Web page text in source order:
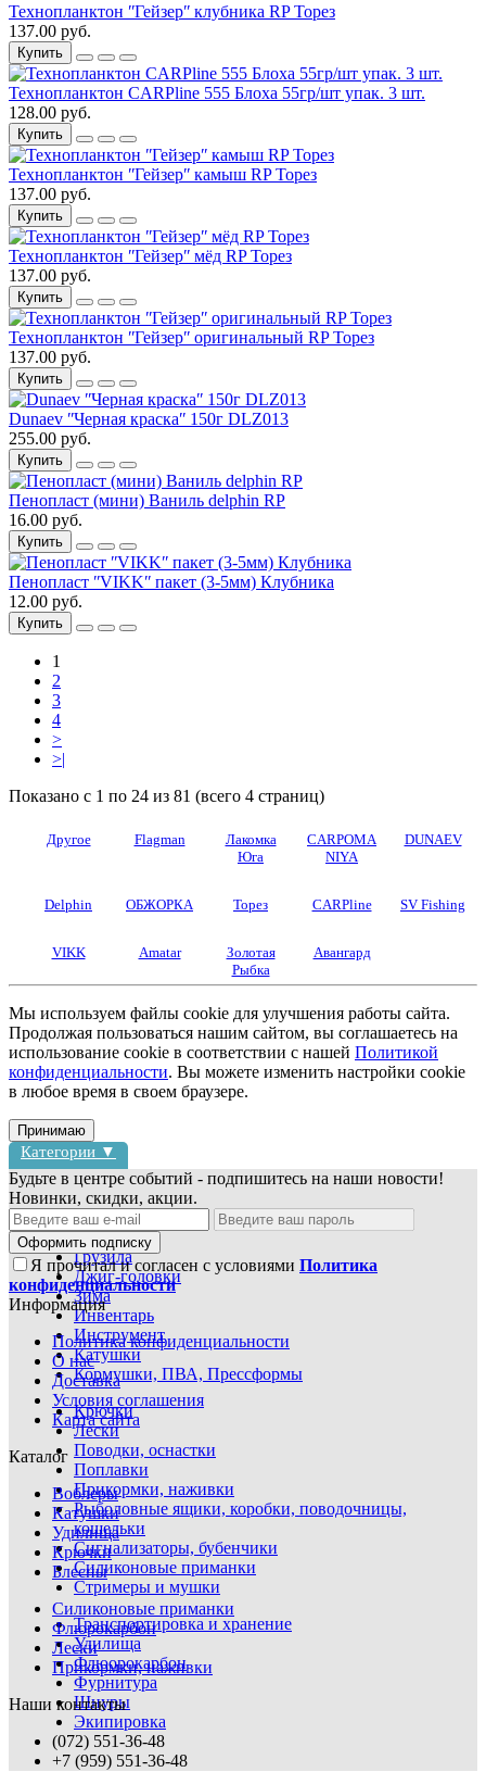
Технопланктон ʺГейзерʺ клубника RP Торез
137.00 руб.
Купить
Технопланктон CARPline 555 Блоха 55гр/шт упак. 3 шт.
128.00 руб.
Купить
Технопланктон ʺГейзерʺ камыш RP Торез
137.00 руб.
Купить
Технопланктон ʺГейзерʺ мёд RP Торез
137.00 руб.
Купить
Технопланктон ʺГейзерʺ оригинальный RP Торез
137.00 руб.
Купить
Dunaev ʺЧерная краскаʺ 150г DLZ013
255.00 руб.
Купить
Пенопласт (мини) Ваниль delphin RP
16.00 руб.
Купить
Пенопласт ʺVIKKʺ пакет (3-5мм) Клубника
12.00 руб.
Купить
1
2
3
4
>
>|
Показано с 1 по 24 из 81 (всего 4 страниц)
Другое Flagman
Лакомка
Юга
CARPOMA
NIYA
DUNAEV
Delphin ОБЖОРКА Торез CARPline SV Fishing
VIKK Amatar
Золотая
Рыбка
Авангард
Мы используем файлы cookie для улучшения работы сайта.
Продолжая пользоваться нашим сайтом, вы соглашаетесь на
использование cookie в соответствии с нашей Политикой
конфиденциальности. Вы можете изменить настройки cookie
в любое время в своем браузере.
Принимаю
Категории ▼
Блесны
Воблеры
Грузила
Джиг-головки
Зима
Инвентарь
Инструмент
Катушки
Кормушки, ПВА, Прессформы
Крючки
Лески
Поводки, оснастки
Поплавки
Прикормки, наживки
Рыболовные ящики, коробки, поводочницы,
кошельки
Сигнализаторы, бубенчики
Силиконовые приманки
Стримеры и мушки
Транспортировка и хранение
Удилища
Флюорокарбон
Фурнитура
Шнуры
Экипировка
Будьте в центре событий - подпишитесь на наши новости!
Новинки, скидки, акции.
Оформить подписку
Я прочитал и согласен с условиями Политика
конфиденциальности
Информация
Политика конфиденциальности
О нас
Доставка
Условия соглашения
Карта сайта
Каталог
Воблеры
Катушки
Удилища
Крючки
Блесны
Силиконовые приманки
Флюрокарбон
Лески
Прикормки, наживки
Наши контакты
(072) 551-36-48
+7 (959) 551-36-48